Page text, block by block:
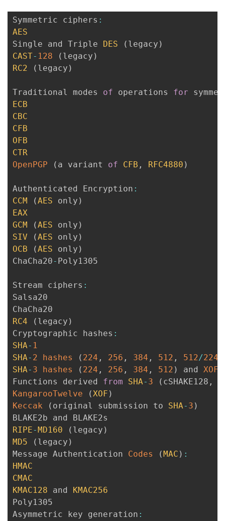
Symmetric ciphers :
AES
Single and Triple DES ( legacy )
CAST- 128 ( legacy )
RC2
( legacy )
Traditional modes of operations for
ECB
CBC
CFB
OFB
CTR
OpenPGP
( a variant of CFB , RFC4880 )
Authenticated Encryption :
CCM
(AES only )
EAX
GCM
(AES only )
SIV
(AES only )
OCB
(AES only )
ChaCha20- Poly1305
Stream ciphers :
Salsa20
RC4
( legacy )
Cryptographic hashes :
SHA- 1
SHA- 2 hashes ( 224 , 256 , 384 , 512 , 512/224
SHA- 3 hashes ( 224 , 256 , 384 , 512 ) and XOFs
Functions derived from SHA- 3 ( cSHAKE128 ,
KangarooTwelve
(XOF )
Keccak
( original submission to SHA- 3 )
RIPE-MD160 ( legacy )
MD5
( legacy )
Message Authentication Codes (MAC ) :
HMAC
CMAC
KMAC128 and KMAC256
Poly1305
Asymmetric key generation :